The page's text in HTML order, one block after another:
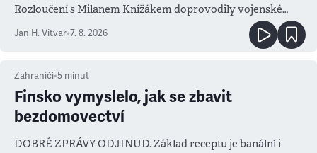
Rozloučení s Milanem Knížákem doprovodily vojenské
salvy i kritika pokrokářů
Jan H. Vitvar•7. 8. 2026
Zahraničí•5 minut
Finsko vymyslelo, jak se zbavit
bezdomovectví
DOBRÉ ZPRÁVY ODJINUD. Základ receptu je banální i